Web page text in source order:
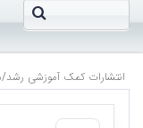
انتشارات کمک آموزشی رشد/